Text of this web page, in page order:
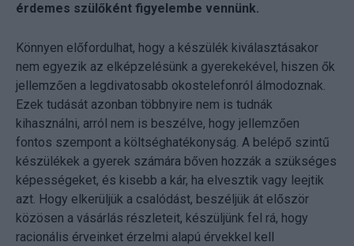
érdemes szülőként figyelembe vennünk.
Könnyen előfordulhat, hogy a készülék kiválasztásakor
nem egyezik az elképzelésünk a gyerekekével, hiszen ők
jellemzően a legdivatosabb okostelefonról álmodoznak.
Ezek tudását azonban többnyire nem is tudnák
kihasználni, arról nem is beszélve, hogy jellemzően
fontos szempont a költséghatékonyság. A belépő szintű
készülékek a gyerek számára bőven hozzák a szükséges
képességeket, és kisebb a kár, ha elvesztik vagy leejtik
azt. Hogy elkerüljük a csalódást, beszéljük át először
közösen a vásárlás részleteit, készüljünk fel rá, hogy
racionális érveinket érzelmi alapú érvekkel kell